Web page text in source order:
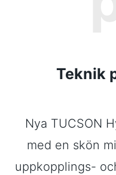
Teknik
Nya TUCSON
med en skön
uppkopplings-